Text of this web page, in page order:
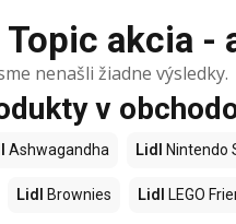
Topic akcia -
nenašli žiadne výsledky.
v
Ashwagandha Lidl Nintendo
Lidl Brownies Lidl LEGO